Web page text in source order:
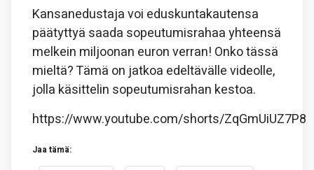
Kansanedustaja voi eduskuntakautensa
päätyttyä saada sopeutumisrahaa yhteensä
melkein miljoonan euron verran! Onko tässä
mieltä? Tämä on jatkoa edeltävälle videolle,
jolla käsittelin sopeutumisrahan kestoa.
https://www.youtube.com/shorts/ZqGmUiUZ7P8
Jaa tämä: